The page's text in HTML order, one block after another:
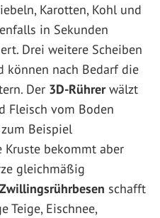
Karotten, Kohl und
in Sekunden
Drei weitere Scheiben
können nach Bedarf die
Der 3D-Rührerwälzt
Fleisch vom Boden
Beispiel
Kruste bekommt aber
gleichmäßig
Zwillingsrührbesen schafft
Teige, Eischnee,